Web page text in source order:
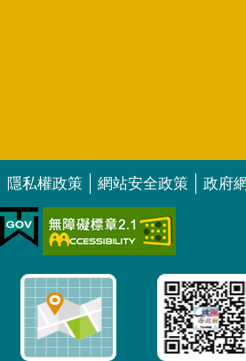
隱私權政策 網站安全政策 政府